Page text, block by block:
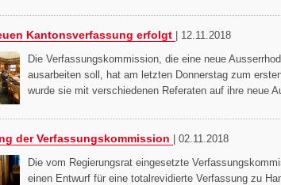
Kantonsverfassung erfolgt
12.11.2018
Die Verfassungskommission, die eine neue
ausarbeiten soll, hat am letzten Donnerstag zum
wurde sie mit verschiedenen Referaten auf ihre neue
der Verfassungskommission | 02.11.2018
Die vom Regierungsrat eingesetzte
einen Entwurf für eine totalrevidierte Verfassung zu